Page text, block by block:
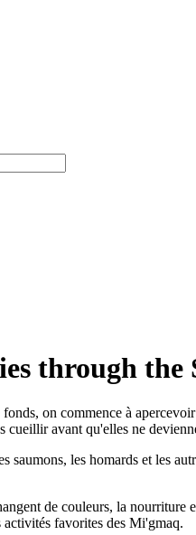
through the
on commence à
cueillir avant qu'elles ne
saumons, les homards et les
de couleurs, la nourriture
activités favorites des Mi'gmaq.